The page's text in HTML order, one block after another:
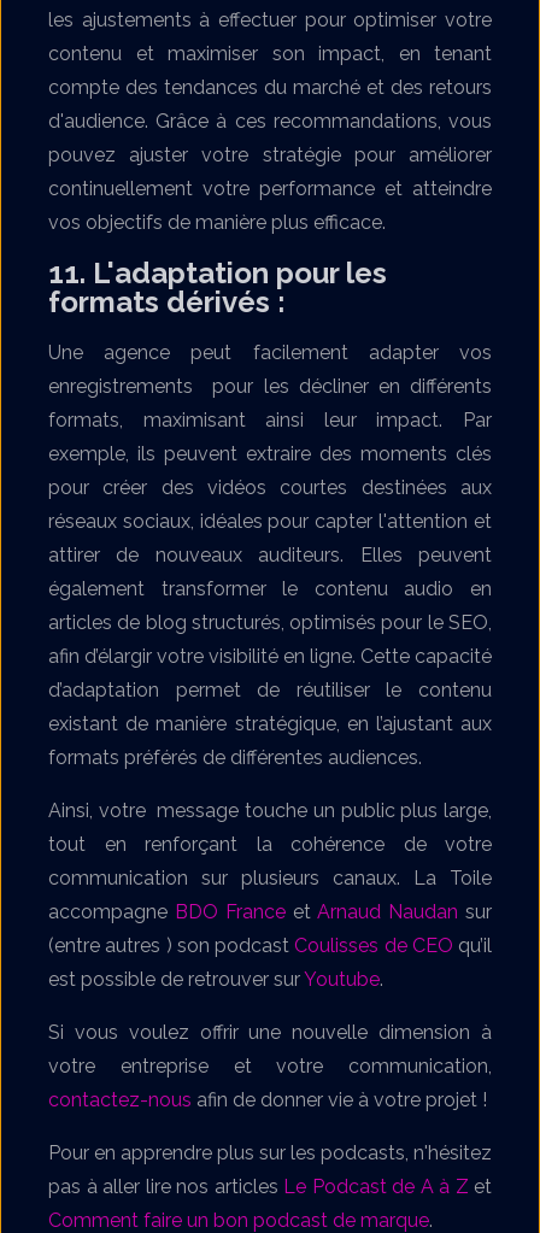
les ajustements à effectuer pour optimiser votre
contenu et maximiser son impact, en tenant
compte des tendances du marché et des retours
d'audience. Grâce à ces recommandations, vous
pouvez ajuster votre stratégie pour améliorer
continuellement votre performance et atteindre
vos objectifs de manière plus efficace.
11. L'adaptation pour les
formats dérivés :
Une agence peut facilement adapter vos
enregistrements pour les décliner en différents
formats, maximisant ainsi leur impact. Par
exemple, ils peuvent extraire des moments clés
pour créer des vidéos courtes destinées aux
réseaux sociaux, idéales pour capter l'attention et
attirer de nouveaux auditeurs. Elles peuvent
également transformer le contenu audio en
articles de blog structurés, optimisés pour le SEO,
afin d’élargir votre visibilité en ligne. Cette capacité
d’adaptation permet de réutiliser le contenu
existant de manière stratégique, en l’ajustant aux
formats préférés de différentes audiences.
Ainsi, votre message touche un public plus large,
tout en renforçant la cohérence de votre
communication sur plusieurs canaux. La Toile
accompagne BDO FranceetArnaud Naudan sur
(entre autres ) son podcast Coulisses de CEO qu’il
est possible de retrouver surYoutube.
Si vous voulez offrir une nouvelle dimension à
votre entreprise et votre communication,
contactez-nous afin de donner vie à votre projet !
Pour en apprendre plus sur les podcasts, n'hésitez
pas à aller lire nos articles Le Podcast de A à Z et
Comment faire un bon podcast de marque.